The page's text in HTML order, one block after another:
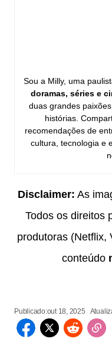
Sou a Milly, uma
doramas, séries e
duas grandes
histórias.
recomendações de
cultura, tecnologia e
Disclaimer: As
Todos os direitos
produtoras (Netflix,
conteúdo
Publicado:out 18, 2025